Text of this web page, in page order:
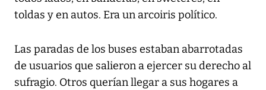
toldas y en autos. Era un arcoiris político.
Las paradas de los buses estaban abarrotadas
de usuarios que salieron a ejercer su derecho al
sufragio. Otros querían llegar a sus hogares a